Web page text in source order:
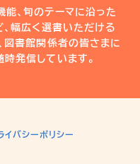
、旬のテーマに沿った
、幅広く選書いただける
図書館関係者の皆さまに
発信しています。
イバシーポリシー